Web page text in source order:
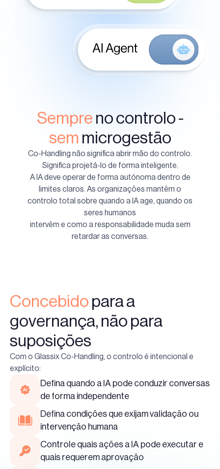
Sempre no controlo -
sem microgestão
Co-Handling não significa abrir mão do controlo.
Significa projetá-lo de forma inteligente.
A IA deve operar de forma autónoma dentro de
limites claros. As organizações mantêm o
controlo total sobre quando a IA age, quando os
seres humanos
intervêm e como a responsabilidade muda sem
retardar as conversas.
Concebido para a
governança, não para
suposições
Com o Glassix Co-Handling, o controlo é intencional e
explícito:
Defina quando a IA pode conduzir conversas
de forma independente
Defina condições que exijam validação ou
intervenção humana
Controle quais ações a IA pode executar e
quais requerem aprovação